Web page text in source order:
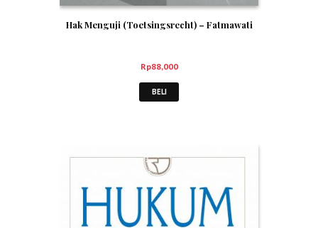
Hak Menguji (Toetsingsrecht) – Fatmawati
Rp88,000
BELI